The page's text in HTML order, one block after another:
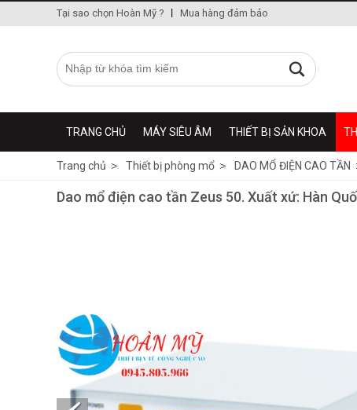
Tại sao chọn Hoàn Mỹ ? Mua hàng đảm bảo
TRANG CHỦ MÁY SIÊU ÂM THIẾT BỊ SẢN KHOA
Trang chủ Thiết bị phòng mổ DAO MỔ ĐIỆN CAO TẦN
Dao mổ điện cao tần Zeus 50. Xuất xứ: Hàn